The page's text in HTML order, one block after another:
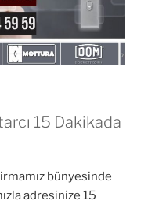
15 Dakikada
bünyesinde
adresinize 15